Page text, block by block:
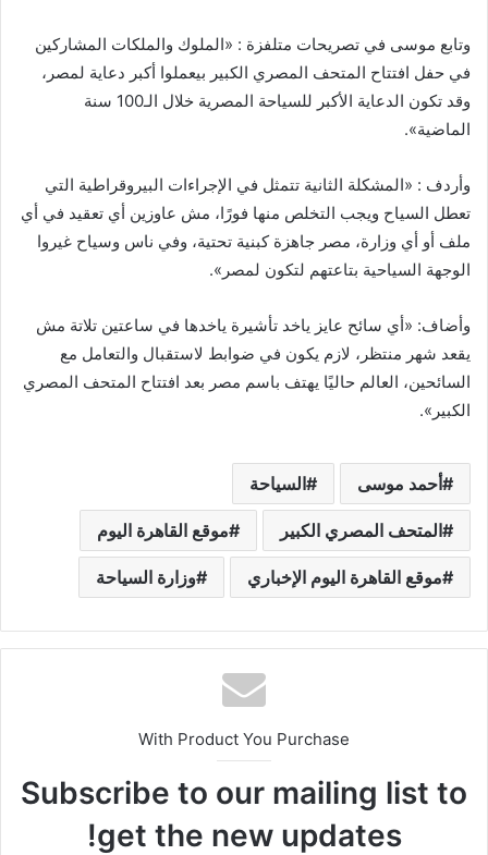
وتابع موسى في تصريحات متلفزة : «الملوك والملكات المشاركين
في حفل افتتاح المتحف المصري الكبير بيعملوا أكبر دعاية لمصر،
وقد تكون الدعاية الأكبر للسياحة المصرية خلال الـ100 سنة
الماضية».
وأردف : «المشكلة الثانية تتمثل في الإجراءات البيروقراطية التي
تعطل السياح ويجب التخلص منها فورًا، مش عاوزين أي تعقيد في أي
ملف أو أي وزارة، مصر جاهزة كبنية تحتية، وفي ناس وسياح غيروا
الوجهة السياحية بتاعتهم لتكون لمصر».
وأضاف: «أي سائح عايز ياخد تأشيرة ياخدها في ساعتين تلاتة مش
يقعد شهر منتظر، لازم يكون في ضوابط لاستقبال والتعامل مع
السائحين، العالم حاليًا يهتف باسم مصر بعد افتتاح المتحف المصري
الكبير».
أحمد موسى السياحة
المتحف المصري الكبير موقع القاهرة اليوم
موقع القاهرة اليوم الإخباري وزارة السياحة
With Product You Purchase
Subscribe to our mailing list to
get the new updates!